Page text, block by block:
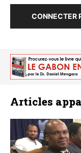
CONNECTER
Articles